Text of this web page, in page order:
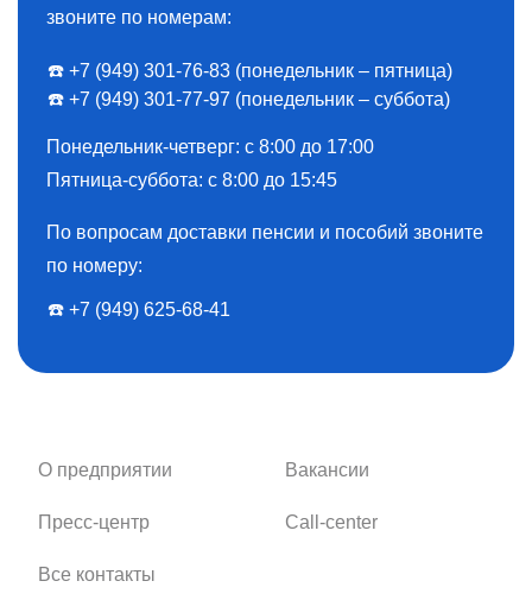
звоните по номерам:
☎️ +7 (949) 301-76-83 (понедельник – пятница)
☎️ +7 (949) 301-77-97 (понедельник – суббота)
Понедельник-четверг: с 8:00 до 17:00
Пятница-суббота: с 8:00 до 15:45
По вопросам доставки пенсии и пособий звоните
по номеру:
☎️ ️+7 (949) 625-68-41
О предприятии Вакансии
Пресс-центр Call-center
Все контакты